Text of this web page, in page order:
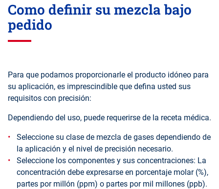
Como definir su mezcla bajo
pedido
Para que podamos proporcionarle el producto idóneo para
su aplicación, es imprescindible que defina usted sus
requisitos con precisión:
Dependiendo del uso, puede requerirse de la receta médica.
Seleccione su clase de mezcla de gases dependiendo de
la aplicación y el nivel de precisión necesario.
Seleccione los componentes y sus concentraciones: La
concentración debe expresarse en porcentaje molar (%),
partes por millón (ppm) o partes por mil millones (ppb).